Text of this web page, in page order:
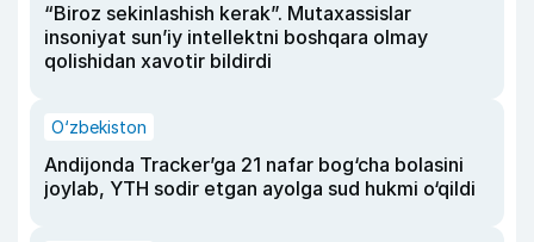
“Biroz sekinlashish kerak”. Mutaxassislar
insoniyat sun’iy intellektni boshqara olmay
qolishidan xavotir bildirdi
O‘zbekiston
Andijonda Tracker’ga 21 nafar bog‘cha bolasini
joylab, YTH sodir etgan ayolga sud hukmi o‘qildi